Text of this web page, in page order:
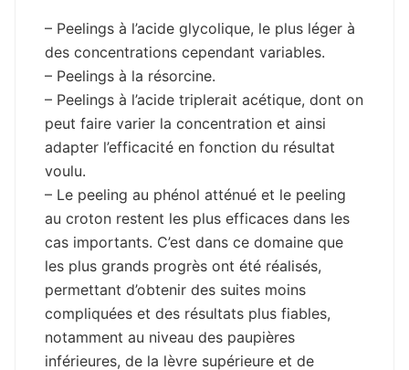
– Peelings à l’acide glycolique, le plus léger à
des concentrations cependant variables.
– Peelings à la résorcine.
– Peelings à l’acide triplerait acétique, dont on
peut faire varier la concentration et ainsi
adapter l’efficacité en fonction du résultat
voulu.
– Le peeling au phénol atténué et le peeling
au croton restent les plus efficaces dans les
cas importants. C’est dans ce domaine que
les plus grands progrès ont été réalisés,
permettant d’obtenir des suites moins
compliquées et des résultats plus fiables,
notamment au niveau des paupières
inférieures, de la lèvre supérieure et de